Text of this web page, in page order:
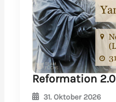
Reformation 2.0
31. Oktober 2026